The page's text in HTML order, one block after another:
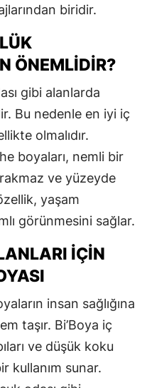
biridir.
ÖNEMLIDIR?
gibi alanlarda
Bu nedenle en iyi iç
olmalıdır.
boyaları, nemli bir
ve yüzeyde
yaşam
görünmesini sağlar.
İÇIN
insan sağlığına
taşır. Bi’Boya iç
ve düşük koku
kullanım sunar.